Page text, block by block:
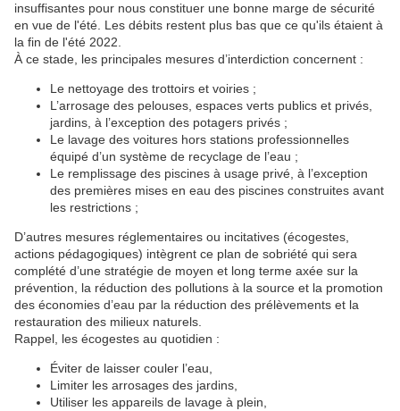
insuffisantes pour nous constituer une bonne marge de sécurité
en vue de l'été. Les débits restent plus bas que ce qu'ils étaient à
la fin de l'été 2022.
À ce stade, les principales mesures d’interdiction concernent :
Le nettoyage des trottoirs et voiries ;
L’arrosage des pelouses, espaces verts publics et privés,
jardins, à l’exception des potagers privés ;
Le lavage des voitures hors stations professionnelles
équipé d’un système de recyclage de l’eau ;
Le remplissage des piscines à usage privé, à l’exception
des premières mises en eau des piscines construites avant
les restrictions ;
D’autres mesures réglementaires ou incitatives (écogestes,
actions pédagogiques) intègrent ce plan de sobriété qui sera
complété d’une stratégie de moyen et long terme axée sur la
prévention, la réduction des pollutions à la source et la promotion
des économies d’eau par la réduction des prélèvements et la
restauration des milieux naturels.
Rappel, les écogestes au quotidien :
Éviter de laisser couler l’eau,
Limiter les arrosages des jardins,
Utiliser les appareils de lavage à plein,